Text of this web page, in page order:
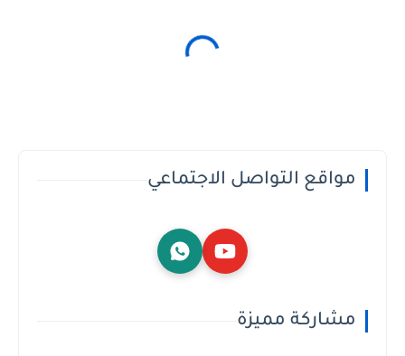
مواقع التواصل الاجتماعي
مشاركة مميزة